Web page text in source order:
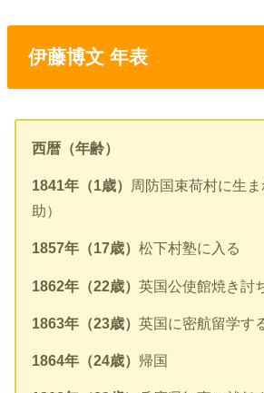
伊藤博文 年表
西暦（年齢）
1841年（1歳）
周防国束荷村に生
助）
1857年（17歳）松下村塾に入る
1862年（22歳）英国公使館焼き討
1863年（23歳）英国に密航留学す
1864年（24歳） 帰国